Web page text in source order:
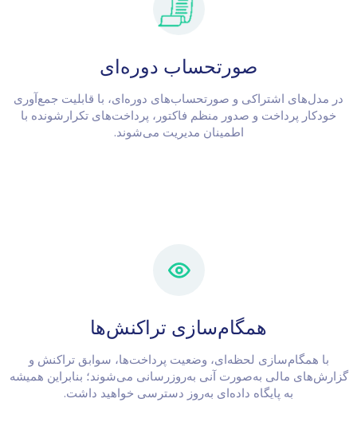
صورتحساب دوره‌ای
در مدل‌های اشتراکی و صورتحساب‌های دوره‌ای، با قابلیت جمع‌آوری
خودکار پرداخت و صدور منظم فاکتور، پرداخت‌های تکرارشونده با
اطمینان مدیریت می‌شوند.
همگام‌سازی تراکنش‌ها
با همگام‌سازی لحظه‌ای، وضعیت پرداخت‌ها، سوابق تراکنش و
گزارش‌های مالی به‌صورت آنی به‌روزرسانی می‌شوند؛ بنابراین همیشه
به پایگاه داده‌ای به‌روز دسترسی خواهید داشت.